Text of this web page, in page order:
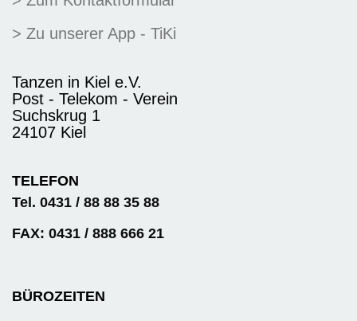
> Zu unserer App - TiKi
Tanzen in Kiel e.V.
Post - Telekom - Verein
Suchskrug 1
24107 Kiel
TELEFON
Tel. 0431 / 88 88 35 88
FAX: 0431 / 888 666 21
BÜROZEITEN